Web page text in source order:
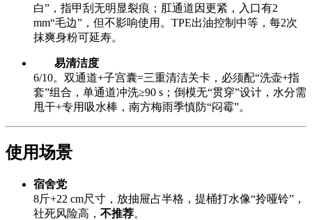
白”，指甲刮无明显裂痕；肛通道因更紧，入口有2
mm“毛边”，但不影响使用。TPE出油控制中等，每2次
抹爽身粉可延寿。
易清洁度
6/10。双通道+子宫囊=三重清洁关卡，必须配“洗壶+指
套”组合，单通道冲洗≥90 s；倒模无“贯穿”设计，水分需
甩干+专用吸水棒，南方梅雨季慎防“闷霉”。
使用场景
宿舍党
8斤+22 cm尺寸，放抽屉占半格，提桶打水像“拎哑铃”，
社死风险高， 不推荐。